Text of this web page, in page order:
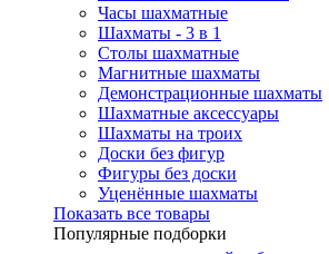
Часы шахматные
Шахматы - 3 в 1
Столы шахматные
Магнитные шахматы
Демонстрационные шахматы
Шахматные аксессуары
Шахматы на троих
Доски без фигур
Фигуры без доски
Уценённые шахматы
Показать все товары
Популярные подборки